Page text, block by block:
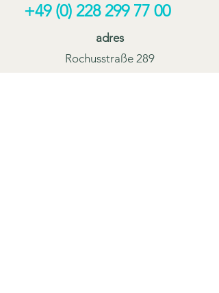
+49 (0) 228 299 77 00
adres
Rochusstraße 289